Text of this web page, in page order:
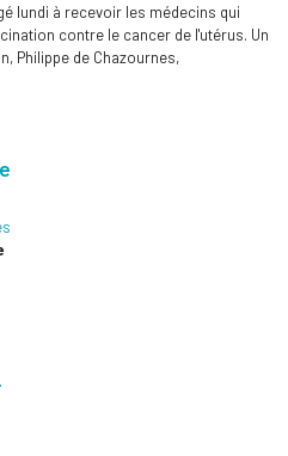
lundi à recevoir les médecins qui
contre le cancer de l'utérus. Un
Philippe de Chazournes,